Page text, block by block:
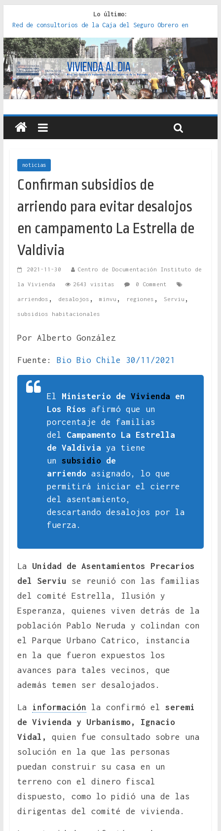
Lo último:
Red de consultorios de la Caja del Seguro Obrero en
Santiago : un patrimonio emblemático [2014]
Genocidios indígenas en América Latina [2023]
Estudios sobre la espacialización de los Estados :
políticas, prácticas y representaciones [2022]
Donde el pedernal choca con el acero : hacia una teoría
crítica de las fronteras latinoamericanas [2020]
Criterios técnicos para una vivienda adecuada [2019]
noticias
Confirman subsidios de
arriendo para evitar desalojos
en campamento La Estrella de
Valdivia
2021-11-30 Centro de Documentación Instituto de
la Vivienda 2643 visitas 0 Comment
arriendos , desalojos , minvu , regiones , Serviu ,
subsidios habitacionales
Por Alberto González
Fuente: Bio Bio Chile 30/11/2021
El Ministerio de Vivienda en
Los Ríos afirmó que un
porcentaje de familias
del Campamento La Estrella
de Valdivia ya tiene
un subsidio de
arriendoasignado, lo que
permitirá iniciar el cierre
del asentamiento,
descartando desalojos por la
fuerza.
La Unidad de Asentamientos Precarios
del Serviu se reunió con las familias
del comité Estrella, Ilusión y
Esperanza, quienes viven detrás de la
población Pablo Neruda y colindan con
el Parque Urbano Catrico, instancia
en la que fueron expuestos los
avances para tales vecinos, que
además temen ser desalojados.
La información la confirmó el seremi
de Vivienda y Urbanismo, Ignacio
Vidal,
quien fue consultado sobre una
solución en la que las personas
puedan construir su casa en un
terreno con el dinero fiscal
dispuesto, como lo pidió una de las
dirigentas del comité de vivienda.